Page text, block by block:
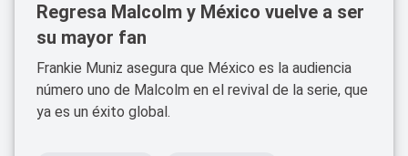
Regresa Malcolm y México vuelve a ser
su mayor fan
Frankie Muniz asegura que México es la audiencia
número uno de Malcolm en el revival de la serie, que
ya es un éxito global.